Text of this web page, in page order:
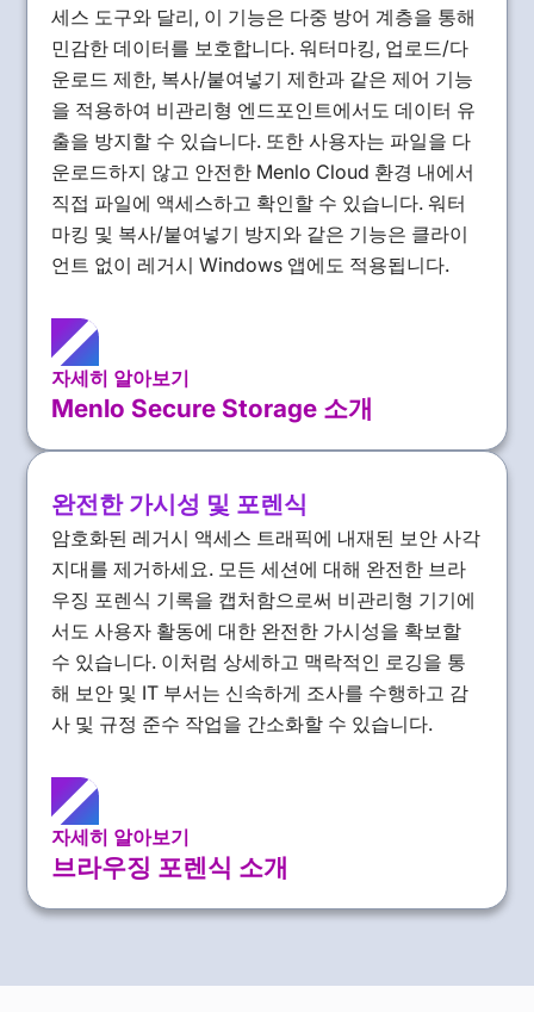
세스 도구와 달리, 이 기능은 다중 방어 계층을 통해
민감한 데이터를 보호합니다. 워터마킹, 업로드/다
운로드 제한, 복사/붙여넣기 제한과 같은 제어 기능
을 적용하여 비관리형 엔드포인트에서도 데이터 유
출을 방지할 수 있습니다. 또한 사용자는 파일을 다
운로드하지 않고 안전한 Menlo Cloud 환경 내에서
직접 파일에 액세스하고 확인할 수 있습니다. 워터
마킹 및 복사/붙여넣기 방지와 같은 기능은 클라이
언트 없이 레거시 Windows 앱에도 적용됩니다.
자세히 알아보기
Menlo Secure Storage 소개
완전한 가시성 및 포렌식
암호화된 레거시 액세스 트래픽에 내재된 보안 사각
지대를 제거하세요. 모든 세션에 대해 완전한 브라
우징 포렌식 기록을 캡처함으로써 비관리형 기기에
서도 사용자 활동에 대한 완전한 가시성을 확보할
수 있습니다. 이처럼 상세하고 맥락적인 로깅을 통
해 보안 및 IT 부서는 신속하게 조사를 수행하고 감
사 및 규정 준수 작업을 간소화할 수 있습니다.
자세히 알아보기
브라우징 포렌식 소개